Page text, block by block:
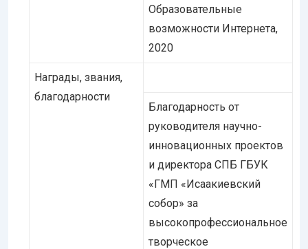
Образовательные
возможности Интернета,
2020
Награды, звания,
благодарности
Благодарность от
руководителя научно-
инновационных проектов
и директора СПБ ГБУК
«ГМП «Исаакиевский
собор» за
высокопрофессиональное
творческое